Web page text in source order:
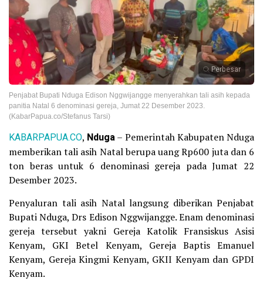
Perbesar
Penjabat Bupati Nduga Edison Nggwijangge menyerahkan tali asih kepada
panitia Natal 6 denominasi gereja, Jumat 22 Desember 2023.
(KabarPapua.co/Stefanus Tarsi)
KABARPAPUA.CO, Nduga– Pemerintah Kabupaten Nduga
memberikan tali asih Natal berupa uang Rp600 juta dan 6
ton beras untuk 6 denominasi gereja pada Jumat 22
Desember 2023.
Penyaluran tali asih Natal langsung diberikan Penjabat
Bupati Nduga, Drs Edison Nggwijangge. Enam denominasi
gereja tersebut yakni Gereja Katolik Fransiskus Asisi
Kenyam, GKI Betel Kenyam, Gereja Baptis Emanuel
Kenyam, Gereja Kingmi Kenyam, GKII Kenyam dan GPDI
Kenyam.